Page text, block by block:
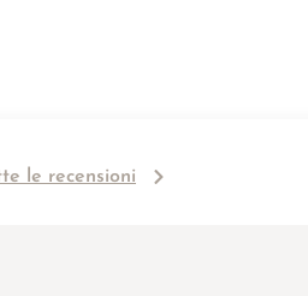
le recensioni